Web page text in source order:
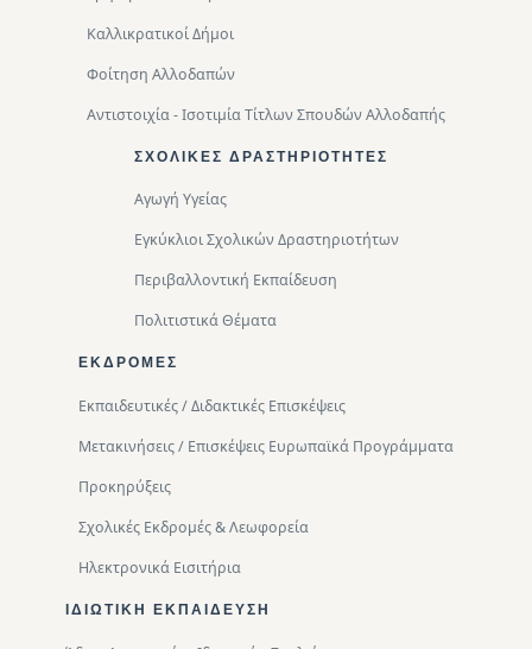
Καλλικρατικοί Δήμοι
Φοίτηση Αλλοδαπών
Αντιστοιχία - Ισοτιμία Τίτλων Σπουδών Αλλοδαπής
ΣΧΟΛΙΚΈΣ ΔΡΑΣΤΗΡΙΌΤΗΤΕΣ
Αγωγή Υγείας
Εγκύκλιοι Σχολικών Δραστηριοτήτων
Περιβαλλοντική Eκπαίδευση
Πολιτιστικά Θέματα
ΕΚΔΡΟΜΈΣ
Εκπαιδευτικές / Διδακτικές Επισκέψεις
Μετακινήσεις / Επισκέψεις Ευρωπαϊκά Προγράμματα
Προκηρύξεις
Σχολικές Εκδρομές & Λεωφορεία
Ηλεκτρονικά Εισιτήρια
ΙΔΙΩΤΙΚΉ ΕΚΠΑΊΔΕΥΣΗ